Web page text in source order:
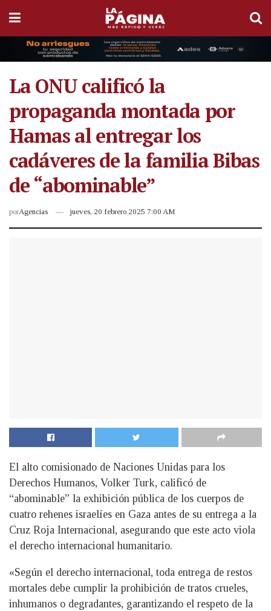
La ONU calificó la
propaganda montada por
Hamas al entregar los
cadáveres de la familia Bibas
de “abominable”
porAgencias jueves, 20 febrero 2025 7:00 AM
El alto comisionado de Naciones Unidas para los
Derechos Humanos, Volker Turk, calificó de
“abominable” la exhibición pública de los cuerpos de
cuatro rehenes israelíes en Gaza antes de su entrega a la
Cruz Roja Internacional, asegurando que este acto viola
el derecho internacional humanitario.
«Según el derecho internacional, toda entrega de restos
mortales debe cumplir la prohibición de tratos crueles,
inhumanos o degradantes, garantizando el respeto de la